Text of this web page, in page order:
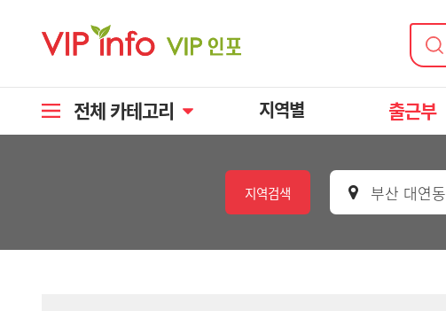
전체 카테고리 지역별 출근부
지역검색 부산 대연동